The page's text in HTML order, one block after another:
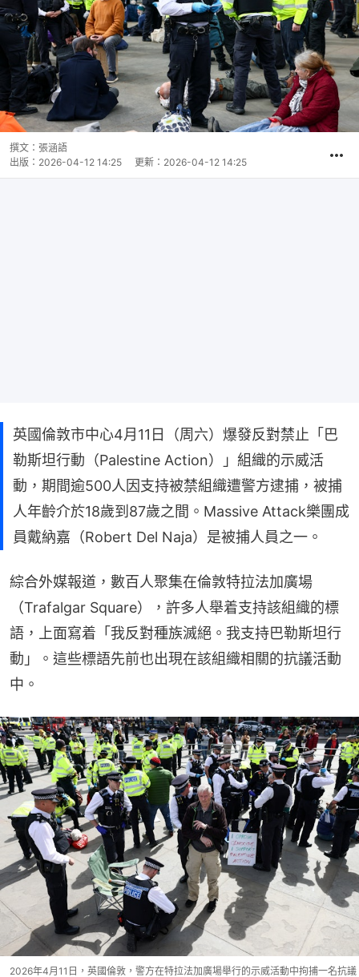
撰文： 張涵語
出版： 2026-04-12 14:25 更新： 2026-04-12 14:25
英國倫敦市中心4月11日（周六）爆發反對禁止「巴
勒斯坦行動（Palestine Action）」組織的示威活
動，期間逾500人因支持被禁組織遭警方逮捕，被捕
人年齡介於18歲到87歲之間。Massive Attack樂團成
員戴納嘉（Robert Del Naja）是被捕人員之一。
綜合外媒報道，數百人聚集在倫敦特拉法加廣場
（Trafalgar Square），許多人舉着支持該組織的標
語，上面寫着「我反對種族滅絕。我支持巴勒斯坦行
動」。這些標語先前也出現在該組織相關的抗議活動
中。
2026年4月11日，英國倫敦，警方在特拉法加廣場舉行的示威活動中拘捕一名抗議